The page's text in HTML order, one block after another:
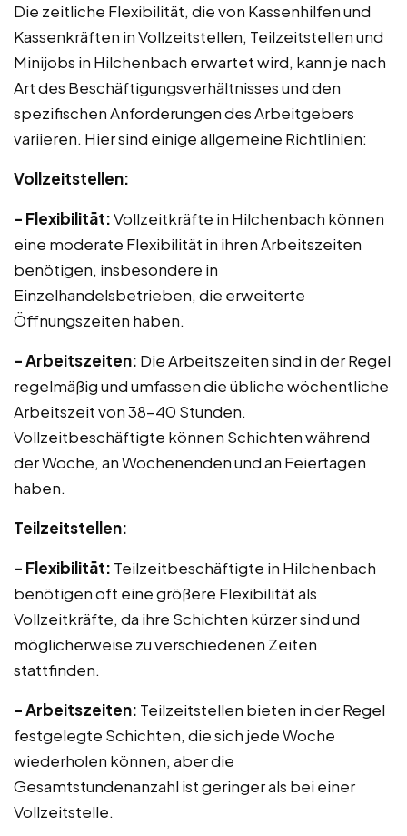
Die zeitliche Flexibilität, die von Kassenhilfen und
Kassenkräften in Vollzeitstellen, Teilzeitstellen und
Minijobs in Hilchenbach erwartet wird, kann je nach
Art des Beschäftigungsverhältnisses und den
spezifischen Anforderungen des Arbeitgebers
variieren. Hier sind einige allgemeine Richtlinien:
Vollzeitstellen:
– Flexibilität:Vollzeitkräfte in Hilchenbach können
eine moderate Flexibilität in ihren Arbeitszeiten
benötigen, insbesondere in
Einzelhandelsbetrieben, die erweiterte
Öffnungszeiten haben.
– Arbeitszeiten: Die Arbeitszeiten sind in der Regel
regelmäßig und umfassen die übliche wöchentliche
Arbeitszeit von 38-40 Stunden.
Vollzeitbeschäftigte können Schichten während
der Woche, an Wochenenden und an Feiertagen
haben.
Teilzeitstellen:
– Flexibilität: Teilzeitbeschäftigte in Hilchenbach
benötigen oft eine größere Flexibilität als
Vollzeitkräfte, da ihre Schichten kürzer sind und
möglicherweise zu verschiedenen Zeiten
stattfinden.
– Arbeitszeiten: Teilzeitstellen bieten in der Regel
festgelegte Schichten, die sich jede Woche
wiederholen können, aber die
Gesamtstundenanzahl ist geringer als bei einer
Vollzeitstelle.